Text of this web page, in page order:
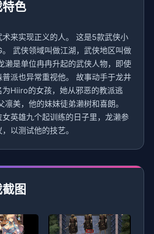
色
术来实现正义的人。 这是5款武侠小
。 武侠领域叫做江湖，武侠地区叫做
濑是单位冉冉升起的武侠人物，即使
普派也异常重视他。 故事动手于龙井
为Hiiro的女孩，她从邪恶的教派逃
凛美，他的妹妹徒弟濑树和喜朗。
英雄九个起训练的日子里，龙濑参
以测试他的技艺。
图